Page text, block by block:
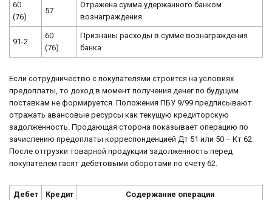
60
(76)
57
Отражена сумма удержанного банком
вознаграждения
91-2
60
(76)
Признаны расходы в сумме вознаграждения
банка
Если сотрудничество с покупателями строится на условиях
предоплаты, то доход в момент получения денег по будущим
поставкам не формируется. Положения ПБУ 9/99 предписывают
отражать авансовые ресурсы как текущую кредиторскую
задолженность. Продающая сторона показывает операцию по
зачислению предоплаты корреспонденцией Дт 51 или 50 – Кт 62.
После отгрузки товарной продукции задолженность перед
покупателем гасят дебетовыми оборотами по счету 62.
Дебет Кредит Содержание операции